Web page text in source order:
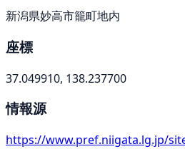
新潟県妙高市籠町地内
座標
37.049910, 138.237700
情報源
https://www.pref.niigata.lg.jp/